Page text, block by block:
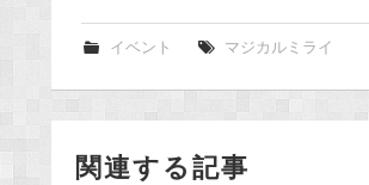
e
o
k
イベント マジカルミライ
関連する記事